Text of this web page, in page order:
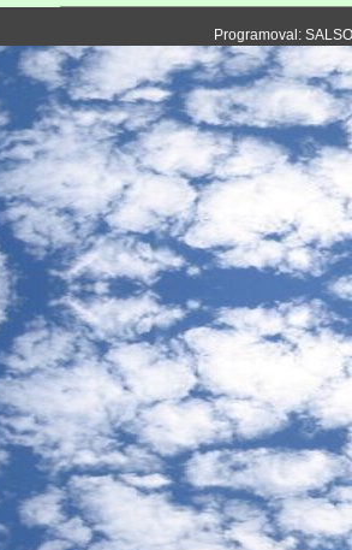
Programoval: